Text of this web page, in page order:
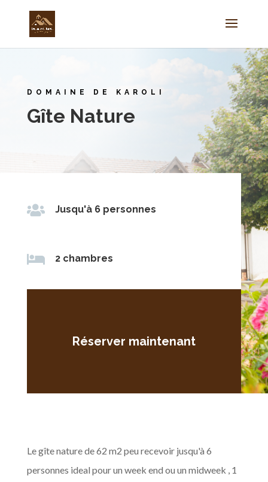
DOMAINE DE KAROLI
Gîte Nature
 Jusqu'à 6 personnes
 2 chambres
Réserver maintenant
Le gîte nature de 62 m2 peu recevoir jusqu'à 6
personnes ideal pour un week end ou un midweek , 1